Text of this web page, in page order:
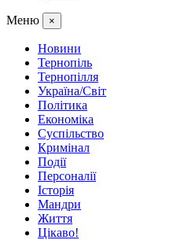
Меню ×
Новини
Тернопіль
Тернопілля
Україна/Світ
Політика
Економіка
Суспільство
Кримінал
Події
Персоналії
Історія
Мандри
Життя
Цікаво!